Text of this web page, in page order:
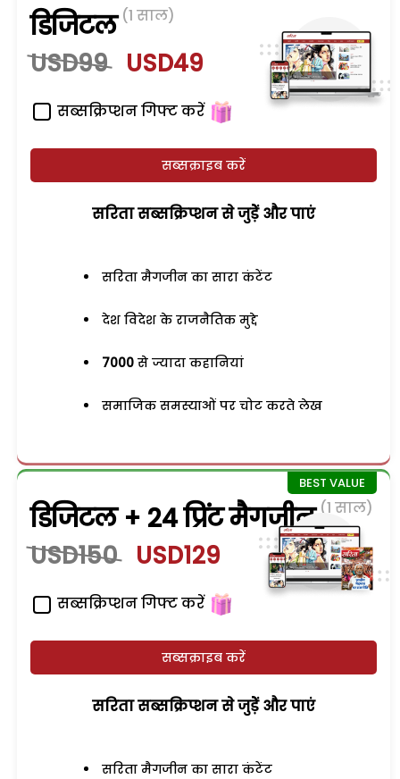
डिजिटल (1 साल)
USD99 USD49
सब्सक्रिप्शन गिफ्ट करें
सब्सक्राइब करें
सरिता सब्सक्रिप्शन से जुड़ेें और पाएं
सरिता मैगजीन का सारा कंटेंट
देश विदेश के राजनैतिक मुद्दे
7000 से ज्यादा कहानियां
समाजिक समस्याओं पर चोट करते लेख
डिजिटल + 24 प्रिंट मैगजीन (1 साल)
USD150 USD129
सब्सक्रिप्शन गिफ्ट करें
सब्सक्राइब करें
सरिता सब्सक्रिप्शन से जुड़ेें और पाएं
सरिता मैगजीन का सारा कंटेंट